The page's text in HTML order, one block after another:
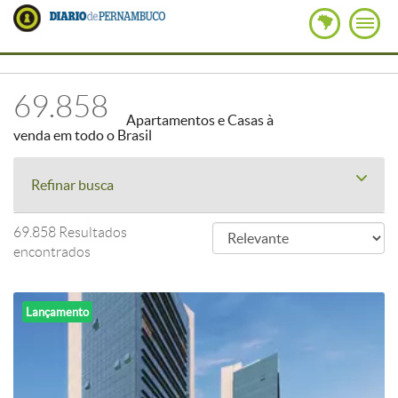
69.858
Apartamentos e Casas à
venda em todo o Brasil
Refinar busca
69.858 Resultados
encontrados
Lançamento